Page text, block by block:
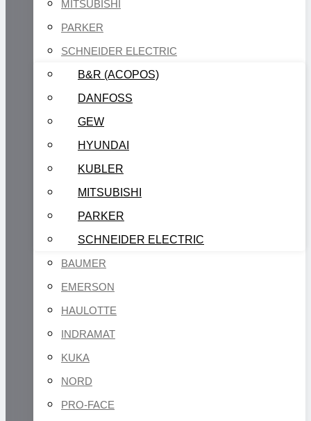
MITSUBISHI
PARKER
SCHNEIDER ELECTRIC
B&R (ACOPOS)
DANFOSS
GEW
HYUNDAI
KUBLER
MITSUBISHI
PARKER
SCHNEIDER ELECTRIC
BAUMER
EMERSON
HAULOTTE
INDRAMAT
KUKA
NORD
PRO-FACE